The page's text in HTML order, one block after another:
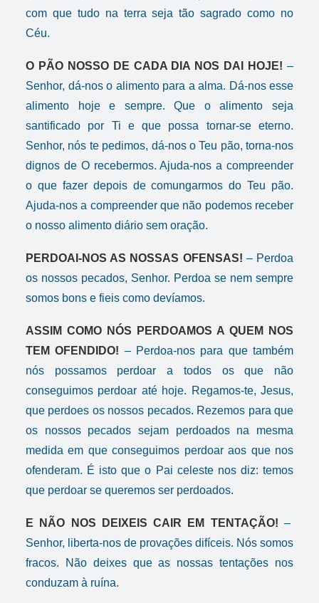
com que tudo na terra seja tão sagrado como no
Céu.
O PÃO NOSSO DE CADA DIA NOS DAI HOJE! –
Senhor, dá-nos o alimento para a alma. Dá-nos esse
alimento hoje e sempre. Que o alimento seja
santificado por Ti e que possa tornar-se eterno.
Senhor, nós te pedimos, dá-nos o Teu pão, torna-nos
dignos de O recebermos. Ajuda-nos a compreender
o que fazer depois de comungarmos do Teu pão.
Ajuda-nos a compreender que não podemos receber
o nosso alimento diário sem oração.
PERDOAI-NOS AS NOSSAS OFENSAS! – Perdoa
os nossos pecados, Senhor. Perdoa se nem sempre
somos bons e fieis como devíamos.
ASSIM COMO NÓS PERDOAMOS A QUEM NOS
TEM OFENDIDO! – Perdoa-nos para que também
nós possamos perdoar a todos os que não
conseguimos perdoar até hoje. Regamos-te, Jesus,
que perdoes os nossos pecados. Rezemos para que
os nossos pecados sejam perdoados na mesma
medida em que conseguimos perdoar aos que nos
ofenderam. É isto que o Pai celeste nos diz: temos
que perdoar se queremos ser perdoados.
E NÃO NOS DEIXEIS CAIR EM TENTAÇÃO! –
Senhor, liberta-nos de provações difíceis. Nós somos
fracos. Não deixes que as nossas tentações nos
conduzam à ruína.